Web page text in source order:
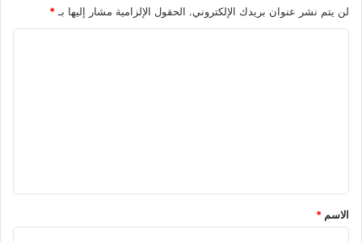
لن يتم نشر عنوان بريدك الإلكتروني. الحقول الإلزامية مشار إليها بـ*
*
الاسم *